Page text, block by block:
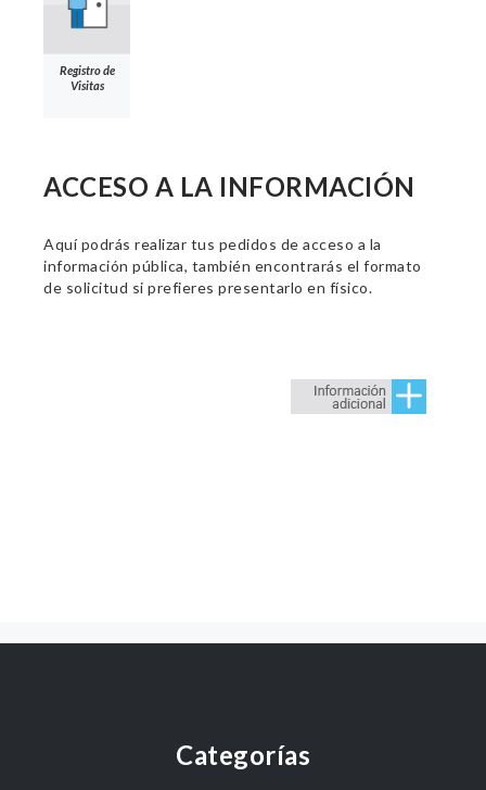
Registro de
Visitas
ACCESO A LA INFORMACIÓN
Aquí podrás realizar tus pedidos de acceso a la
información pública, también encontrarás el formato
de solicitud si prefieres presentarlo en físico.
Categorías